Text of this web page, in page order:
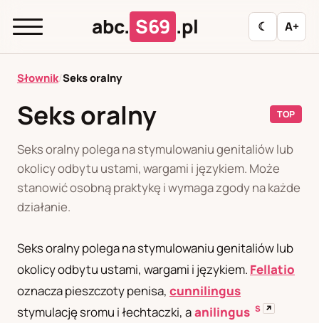
abc. S69 .pl ☾ A+
abc.
E
J
K L M N O P R
S
T
U W Z Ł
Polityka redakcyjna
Polski
RU
Русский
Słownik/Seks oralny
Seks oralny TOP
Seks oralny polega na stymulowaniu genitaliów lub
okolicy odbytu ustami, wargami i językiem. Może
stanowić osobną praktykę i wymaga zgody na każde
działanie.
Seks oralny polega na stymulowaniu genitaliów lub
okolicy odbytu ustami, wargami i językiem. Fellatio
oznacza pieszczoty penisa, cunnilingus
stymulację sromu i łechtaczki, aanilingus S ↗